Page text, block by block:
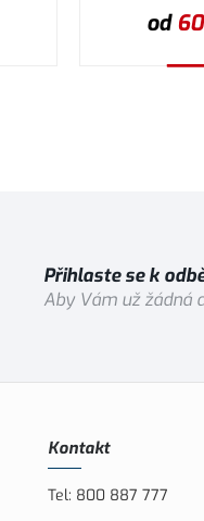
od
Přihlaste se k
Aby Vám už žádná
Kontakt
Tel: 800 887 777